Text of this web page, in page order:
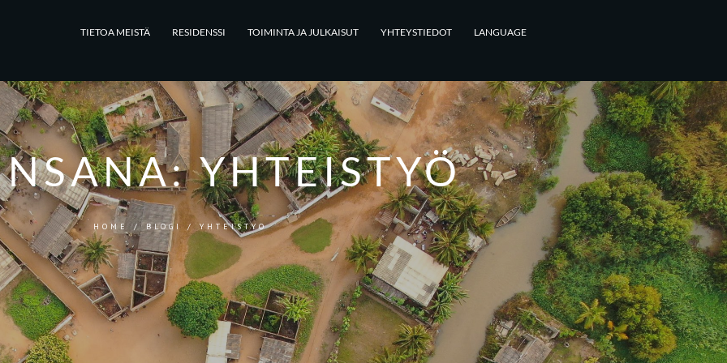
TIETOA MEISTÄ RESIDENSSI TOIMINTA JA JULKAISUT YHTEYSTIEDOT LANGUAGE
YHTEISTYÖ
HOME / BLOGI / YHTEISTYO